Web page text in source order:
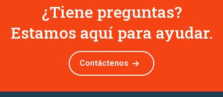
¿Tiene preguntas?
Estamos aquí para ayudar.
Contáctenos